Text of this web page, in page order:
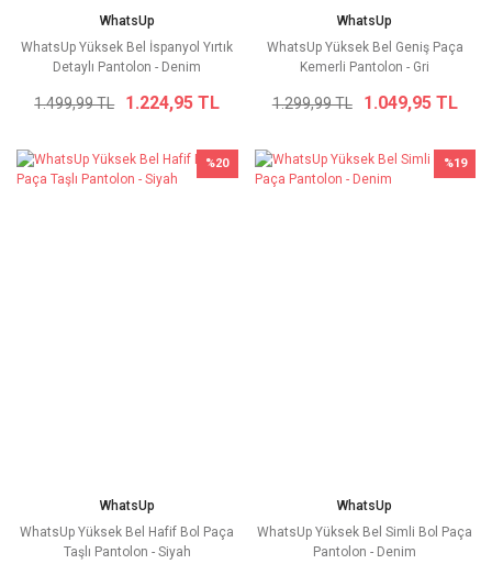
WhatsUp
WhatsUp Yüksek Bel İspanyol Yırtık
Detaylı Pantolon - Denim
1.499,99 TL 1.224,95 TL
WhatsUp
WhatsUp Yüksek Bel Geniş Paça
Kemerli Pantolon - Gri
1.299,99 TL 1.049,95 TL
%20
WhatsUp
WhatsUp Yüksek Bel Hafif Bol Paça
Taşlı Pantolon - Siyah
%19
WhatsUp
WhatsUp Yüksek Bel Simli Bol Paça
Pantolon - Denim